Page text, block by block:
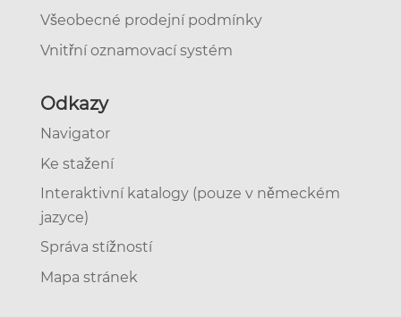
Všeobecné prodejní podmínky
Vnitřní oznamovací systém
Odkazy
Navigator
Ke stažení
Interaktivní katalogy (pouze v německém
jazyce)
Správa stížností
Mapa stránek